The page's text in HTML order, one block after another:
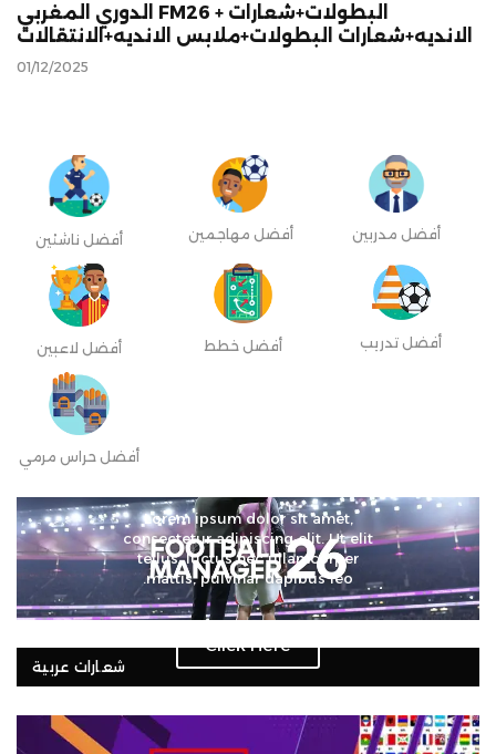
الدوري المغربي FM26 + البطولات+شعارات
الانديه+شعارات البطولات+ملابس الانديه+الانتقالات
01/12/2025
أفضل ناشئين أفضل مهاجمين أفضل مدربين
أفضل لاعبين أفضل خطط أفضل تدريب
أفضل حراس مرمي
Lorem ipsum dolor sit amet,
consectetur adipiscing elit. Ut elit
tellus, luctus nec ullamcorper
mattis, pulvinar dapibus leo.
Click Here
شعارات عربية